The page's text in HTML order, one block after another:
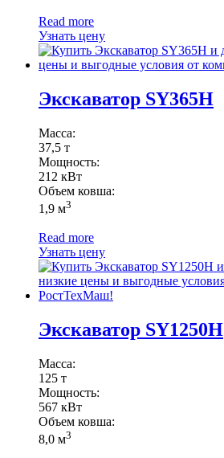
Read more
Узнать цену
Экскаватор SY365H
Масса:
37,5 т
Мощность:
212 кВт
Объем ковша:
1,9 м3
Read more
Узнать цену
Экскаватор SY1250H
Масса:
125 т
Мощность:
567 кВт
Объем ковша:
8,0 м3